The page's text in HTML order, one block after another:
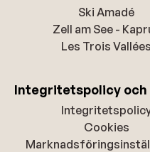
Ski Amadé
Zell am See -
Les Trois Vallées
Integritetspolicy och
Cookies